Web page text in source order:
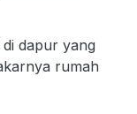
dapur yang
rumah